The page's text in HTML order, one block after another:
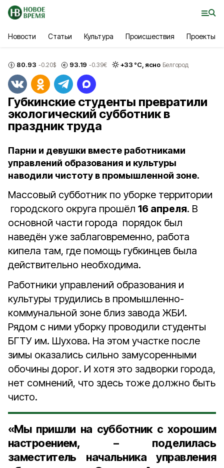
Новости Статьи Культура Происшествия Проекты
80.93 -0.20$ 93.19 -0.39€ +33 °С, ясно Белгород
Губкинские студенты превратили
экологический субботник в
праздник труда
Парни и девушки вместе работниками
управлений образования и культуры
наводили чистоту в промышленной зоне.
Массовый субботник по уборке территории
городского округа прошёл 16 апреля. В
основной части города порядок был
наведён уже заблаговременно, работа
кипела там, где помощь губкинцев была
действительно необходима.
Работники управлений образования и
культуры трудились в промышленно-
коммунальной зоне близ завода ЖБИ.
Рядом с ними уборку проводили студенты
БГТУ им. Шухова. На этом участке после
зимы оказались сильно замусоренными
обочины дорог. И хотя это задворки города,
нет сомнений, что здесь тоже должно быть
чисто.
«Мы пришли на субботник с хорошим
настроением, – поделилась
заместитель начальника управления